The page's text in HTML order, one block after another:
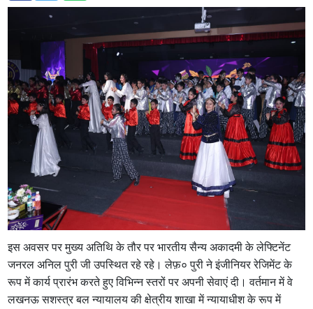
इस अवसर पर मुख्य अतिथि के तौर पर भारतीय सैन्य अकादमी के लेफ्टिनेंट
जनरल अनिल पुरी जी उपस्थित रहे रहे। लेफ़० पुरी ने इंजीनियर रेजिमेंट के
रूप में कार्य प्रारंभ करते हुए विभिन्न स्तरों पर अपनी सेवाएं दी। वर्तमान में वे
लखनऊ सशस्त्र बल न्यायालय की क्षेत्रीय शाखा में न्यायाधीश के रूप में